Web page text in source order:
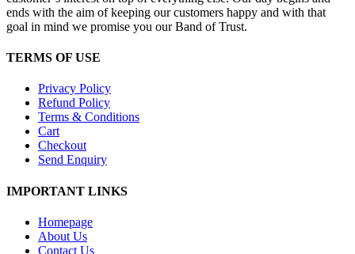
ends with the aim of keeping our customers happy and with that
goal in mind we promise you our Band of Trust.
TERMS OF USE
Privacy Policy
Refund Policy
Terms & Conditions
Cart
Checkout
Send Enquiry
IMPORTANT LINKS
Homepage
About Us
Contact Us